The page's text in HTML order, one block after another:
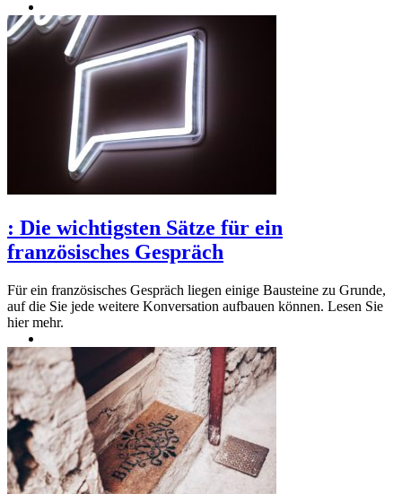
: Die wichtigsten Sätze für ein
französisches Gespräch
Für ein französisches Gespräch liegen einige Bausteine zu Grunde,
auf die Sie jede weitere Konversation aufbauen können. Lesen Sie
hier mehr.